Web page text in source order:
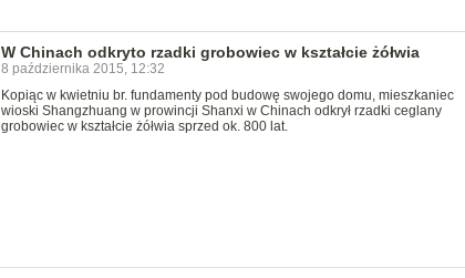
W Chinach odkryto rzadki grobowiec w kształcie żółwia
8 października 2015, 12:32
Kopiąc w kwietniu br. fundamenty pod budowę swojego domu, mieszkaniec
wioski Shangzhuang w prowincji Shanxi w Chinach odkrył rzadki ceglany
grobowiec w kształcie żółwia sprzed ok. 800 lat.